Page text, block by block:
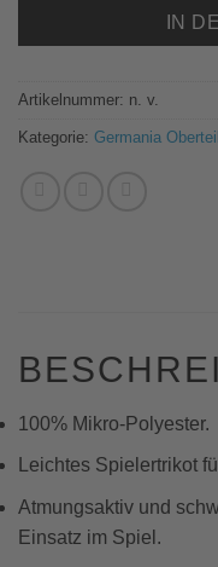
IN
Artikelnummer: n. v.
Kategorie: Germania
100% Mikro-Polyester.
Leichtes Spielertrikot
Atmungsaktiv und
Einsatz im Spiel.